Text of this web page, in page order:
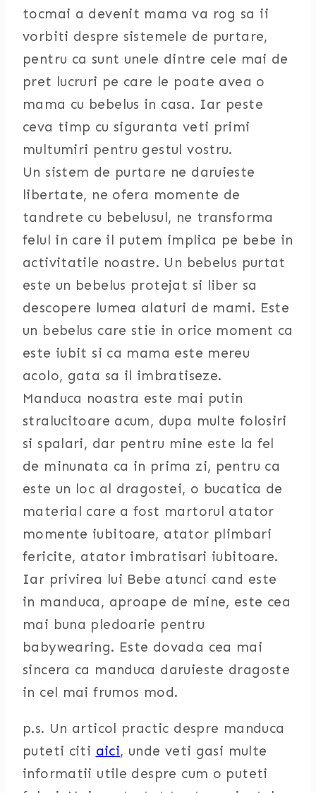
tocmai a devenit mama va rog sa ii
vorbiti despre sistemele de purtare,
pentru ca sunt unele dintre cele mai de
pret lucruri pe care le poate avea o
mama cu bebelus in casa. Iar peste
ceva timp cu siguranta veti primi
multumiri pentru gestul vostru.
Un sistem de purtare ne daruieste
libertate, ne ofera momente de
tandrete cu bebelusul, ne transforma
felul in care il putem implica pe bebe in
activitatile noastre. Un bebelus purtat
este un bebelus protejat si liber sa
descopere lumea alaturi de mami. Este
un bebelus care stie in orice moment ca
este iubit si ca mama este mereu
acolo, gata sa il imbratiseze.
Manduca noastra este mai putin
stralucitoare acum, dupa multe folosiri
si spalari, dar pentru mine este la fel
de minunata ca in prima zi, pentru ca
este un loc al dragostei, o bucatica de
material care a fost martorul atator
momente iubitoare, atator plimbari
fericite, atator imbratisari iubitoare.
Iar privirea lui Bebe atunci cand este
in manduca, aproape de mine, este cea
mai buna pledoarie pentru
babywearing. Este dovada cea mai
sincera ca manduca daruieste dragoste
in cel mai frumos mod.
p.s. Un articol practic despre manduca
puteti citi aici, unde veti gasi multe
informatii utile despre cum o puteti